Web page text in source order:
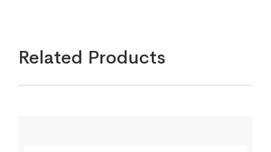
Related Products